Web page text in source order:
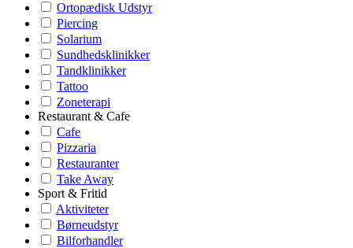
Ortopædisk Udstyr
Piercing
Solarium
Sundhedsklinikker
Tandklinikker
Tattoo
Zoneterapi
Restaurant & Cafe
Cafe
Pizzaria
Restauranter
Take Away
Sport & Fritid
Aktiviteter
Børneudstyr
Bilforhandler